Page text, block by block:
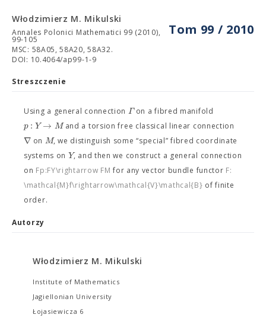
Tom 99 / 2010
Włodzimierz M. Mikulski
Annales Polonici Mathematici 99 (2010),
99-105
MSC: 58A05, 58A20, 58A32.
DOI: 10.4064/ap99-1-9
Streszczenie
Using a general connection Γon a fibred manifold
p : Y → Mand a torsion free classical linear connection
∇on M, we distinguish some “special” fibred coordinate
systems on Y, and then we construct a general connection
on Fp:FY\rightarrow FM for any vector bundle functor F:
\mathcal{M}f\rightarrow\mathcal{V}\mathcal{B} of finite
order.
Autorzy
Włodzimierz M. Mikulski
Institute of Mathematics
Jagiellonian University
Łojasiewicza 6